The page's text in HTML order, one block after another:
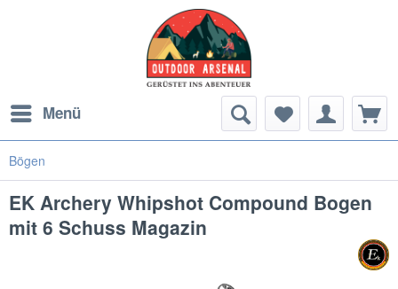
Menü
Bögen
EK Archery Whipshot Compound Bogen
mit 6 Schuss Magazin